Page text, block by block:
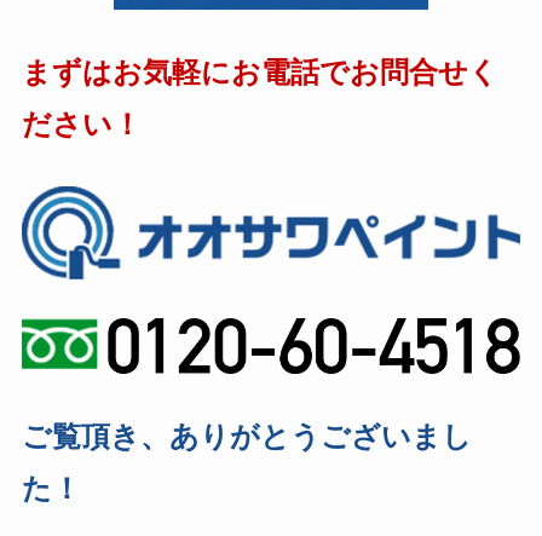
まずはお気軽にお電話でお問合せく
ださい！
ご覧頂き、ありがとうございまし
た！